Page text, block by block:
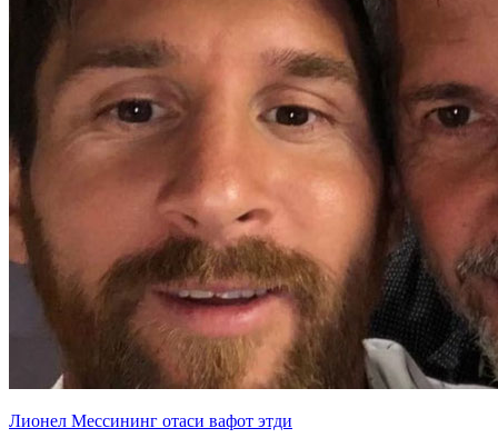
Лионел Мессининг отаси вафот этди